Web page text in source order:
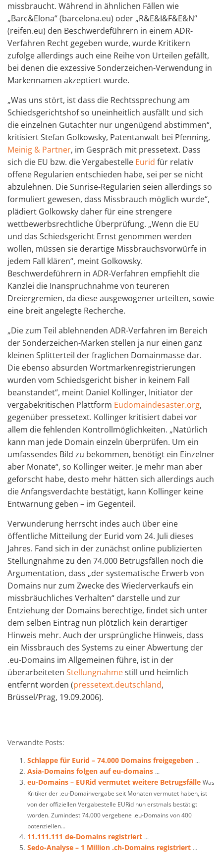
missbraucht. Während in ähnlichen Fällen wie
„Barc&Elona“ (barcelona.eu) oder „R&E&I&F&E&N“
(reifen.eu) den Beschwerdeführern in einem ADR-
Verfahren Recht gegeben wurde, wurde Kritikern
zufolge allerdings auch eine Reihe von Urteilen gefällt,
bei denen die exzessive Sonderzeichen-Verwendung in
Markennamen akzeptiert wurde.
„Was uns stört, ist dass die Rechtssprechung am
Schiedsgerichtshof so uneinheitlich ausfällt und sich
die einzelnen Gutachter nur ungenügend abstimmen“,
kritisiert Stefan Golkowsky, Patentanwalt bei Pfenning,
Meinig & Partner, im Gespräch mit pressetext. Dass
sich die EU bzw. die Vergabestelle Eurid für relativ
offene Regularien entschieden habe, sei per se nicht
abzulehnen. Die Sunrise-Regularien seien allerdings so
formuliert gewesen, dass Missbrauch möglich wurde“,
plädiert Golkowsky daher für eine strengere
wettbewerbsrechtliche Überprüfung. „Wenn die EU
und das Schiedsgericht Ernst genommen werden
wollen, müssen sie derartige Missbrauchsvorwürfe in
jedem Fall klären“, meint Golkowsky.
Beschwerdeführern in ADR-Verfahren empfiehlt die
Kanzlei die Inanspruchnahme von teureren
Dreiergremien, da diese ausgewogener urteilten, sowie
eine breit angelegte Recherche.
„Die zum Teil ablehnenden ADR-Verfahren im Bereich
der Sonderzeichen-Marken stellen ja nur einen ganz
kleinen Splitterteil der fraglichen Domainmasse dar.
Die ebenso absurden Wortmarkenregistrierungen
wurden vom Schiedsgericht bisher in keinem Fall
beanstandet“, meint Daniel Kollinger, Initiator der
vergabekritischen Plattform Eudomaindesaster.org,
gegenüber pressetext. Kollinger kritisiert dabei vor
allem die fehlenden Kontrollmöglichkeiten. „Natürlich
kann man jede Domain einzeln überprüfen. Um ein
umfassendes Bild zu bekommen, benötigt ein Einzelner
aber Monate“, so Kollinger weiter. Je mehr man aber
geforscht habe, desto mehr hätten sich allerdings auch
die Anfangsverdachte bestätigt, kann Kollinger keine
Entwarnung geben – im Gegenteil.
Verwunderung herrscht indes auch über eine
öffentliche Mitteilung der Eurid vom 24. Juli dieses
Jahres. Fand sich in der zunächst online publizierten
Stellungnahme zu den 74.000 Betrugsfällen noch die
Argumentation, dass „der systematische Erwerb von
Domains nur zum Zwecke des Wiederverkaufs ein
missbräuchliches Verhalten“ darstelle und zur
Entziehung der Domains berechtige, findet sich unter
dem selben Eintrag nun plötzlich kein derartiger
Hinweis mehr. Auch der ursprüngliche Hinweis, dass
ein Missbrauch des Systems zu einer Abwertung der
.eu-Domains im Allgemeinen führe, ist in der
überarbeiteten Stellungnahmestill und heimlich
entfernt worden (pressetext.deutschland,
Brüssel/Prag, 19.09.2006).
Verwandte Posts:
Schlappe für Eurid – 74.000 Domains freigegeben ...
Asia-Domains folgen auf eu-domains ...
eu-Domains – EURid vermutet weitere Betrugsfälle Was
Kritiker der .eu-Domainvergabe seit Monaten vermutet haben, ist
von der offiziellen Vergabestelle EURid nun erstmals bestätigt
worden. Zumindest 74.000 vergebene .eu-Domains von 400
potenziellen...
11.111.111 de-Domains registriert ...
Sedo-Analyse – 1 Million .ch-Domains registriert ...